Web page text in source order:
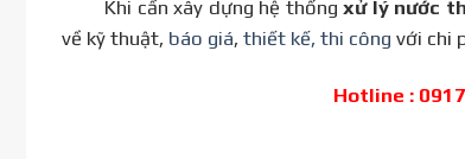
Khi cần xây dựng hệ thốngxử lý nước
về kỹ thuật, báo giá, thiết kế, thi công với chi
Hotline :